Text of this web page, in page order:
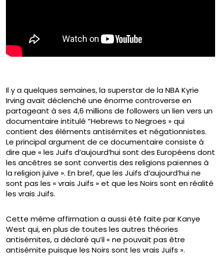
Il y a quelques semaines, la superstar de la NBA Kyrie
Irving avait déclenché une énorme controverse en
partageant à ses 4,6 millions de followers un lien vers un
documentaire intitulé “Hebrews to Negroes » qui
contient des éléments antisémites et négationnistes.
Le principal argument de ce documentaire consiste à
dire que « les Juifs d’aujourd’hui sont des Européens dont
les ancêtres se sont convertis des religions païennes à
la religion juive ». En bref, que les Juifs d’aujourd’hui ne
sont pas les « vrais Juifs » et que les Noirs sont en réalité
les vrais Juifs.
Cette même affirmation a aussi été faite par Kanye
West qui, en plus de toutes les autres théories
antisémites, a déclaré qu’il « ne pouvait pas être
antisémite puisque les Noirs sont les vrais Juifs ».